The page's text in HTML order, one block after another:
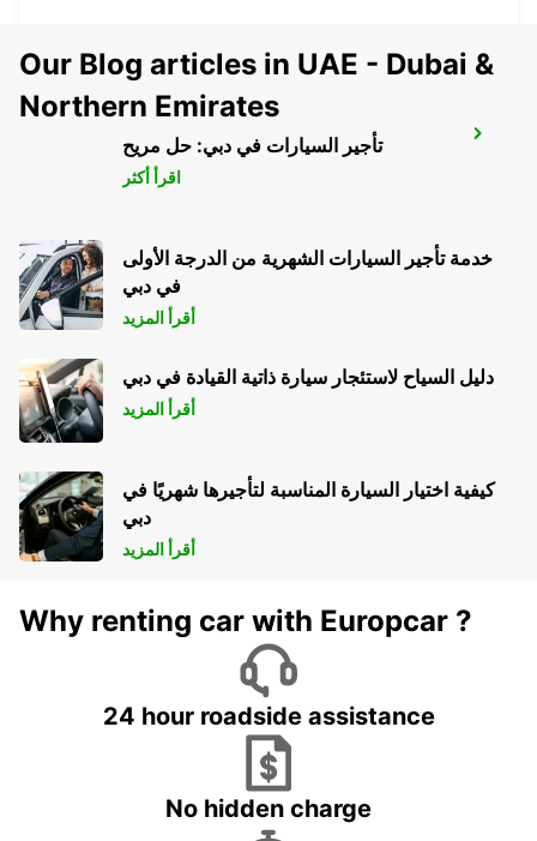
ZURICH ETH HOENGGERBERG - IKC *RY*
ZURICH - SWITZERLAND
Our Blog articles in UAE - Dubai &
Northern Emirates
تأجير السيارات في دبي: حل مريح
اقرأ أكثر
خدمة تأجير السيارات الشهرية من الدرجة الأولى
في دبي
أقرأ المزيد
دليل السياح لاستئجار سيارة ذاتية القيادة في دبي
أقرأ المزيد
كيفية اختيار السيارة المناسبة لتأجيرها شهريًا في
دبي
أقرأ المزيد
Why renting car with Europcar ?
24 hour roadside assistance
No hidden charge